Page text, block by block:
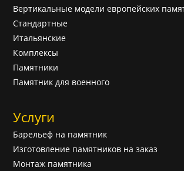
Вертикальные модели европейских
Cтандартные
Итальянские
Комплексы
Памятники
Памятник для военного
Услуги
Барельеф на памятник
Изготовление памятников на заказ
Монтаж памятника